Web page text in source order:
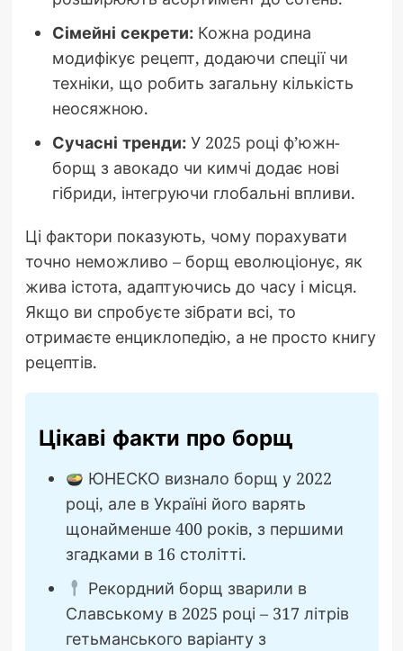
Сімейні секрети:Кожна родина
модифікує рецепт, додаючи спеції чи
техніки, що робить загальну кількість
неосяжною.
Сучасні тренди:У 2025 році ф’южн-
борщ з авокадо чи кимчі додає нові
гібриди, інтегруючи глобальні впливи.
Ці фактори показують, чому порахувати
точно неможливо – борщ еволюціонує, як
жива істота, адаптуючись до часу і місця.
Якщо ви спробуєте зібрати всі, то
отримаєте енциклопедію, а не просто книгу
рецептів.
Цікаві факти про борщ
ЮНЕСКО визнало борщ у 2022
році, але в Україні його варять
щонайменше 400 років, з першими
згадками в 16 столітті.
Рекордний борщ зварили в
Славському в 2025 році – 317 літрів
гетьманського варіанту з